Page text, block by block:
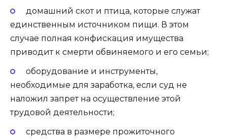
домашний скот и птица, которые служат
единственным источником пищи. В этом
случае полная конфискация имущества
приводит к смерти обвиняемого и его семьи;
оборудование и инструменты,
необходимые для заработка, если суд не
наложил запрет на осуществление этой
трудовой деятельности;
средства в размере прожиточного